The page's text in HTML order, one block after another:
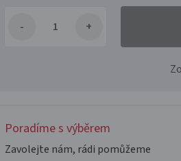
Poradíme s výběrem
Zavolejte nám, rádi pomůžeme